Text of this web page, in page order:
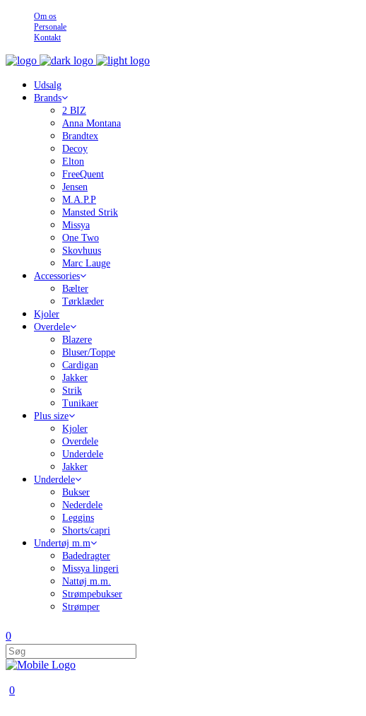
Om os
Personale
Kontakt
Udsalg
Brands
2 BIZ
Anna Montana
Brandtex
Decoy
Elton
FreeQuent
Jensen
M.A.P.P
Mansted Strik
Missya
One Two
Skovhuus
Marc Lauge
Accessories
Bælter
Tørklæder
Kjoler
Overdele
Blazere
Bluser/Toppe
Cardigan
Jakker
Strik
Tunikaer
Plus size
Kjoler
Overdele
Underdele
Jakker
Underdele
Bukser
Nederdele
Leggins
Shorts/capri
Undertøj m.m
Badedragter
Missya lingeri
Nattøj m.m.
Strømpebukser
Strømper
0
0